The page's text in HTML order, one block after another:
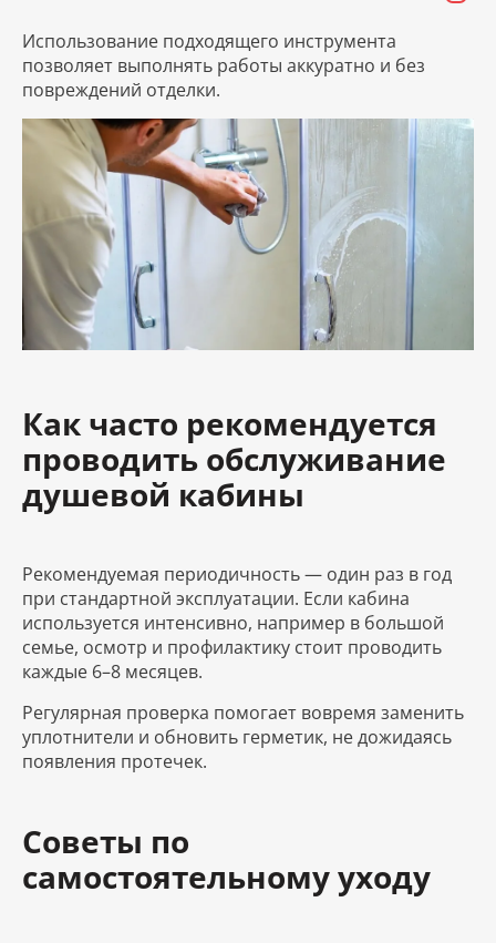
Использование подходящего инструмента
позволяет выполнять работы аккуратно и без
повреждений отделки.
Как часто рекомендуется
проводить обслуживание
душевой кабины
Рекомендуемая периодичность — один раз в год
при стандартной эксплуатации. Если кабина
используется интенсивно, например в большой
семье, осмотр и профилактику стоит проводить
каждые 6–8 месяцев.
Регулярная проверка помогает вовремя заменить
уплотнители и обновить герметик, не дожидаясь
появления протечек.
Советы по
самостоятельному уходу